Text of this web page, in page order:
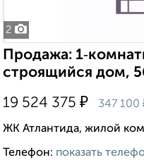
2
Продажа:
строящийся дом,
19 524 375 ₽ 347 100
ЖК Атлантида, жилой
Телефон: показать